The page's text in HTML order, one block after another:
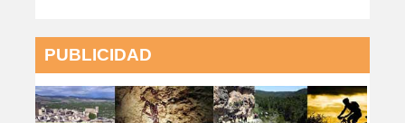
PUBLICIDAD